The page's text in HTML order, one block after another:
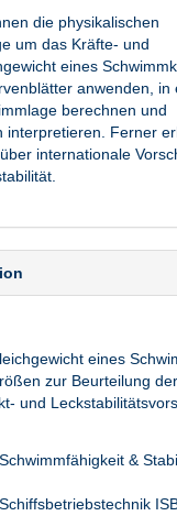
die physikalischen
um das Kräfte- und
eines
anwenden, in
berechnen und
interpretieren. Ferner
internationale
eines
zur Beurteilung
und
&